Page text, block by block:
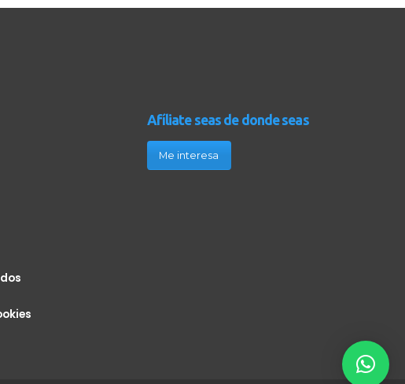
Afíliate seas de donde seas
Me interesa